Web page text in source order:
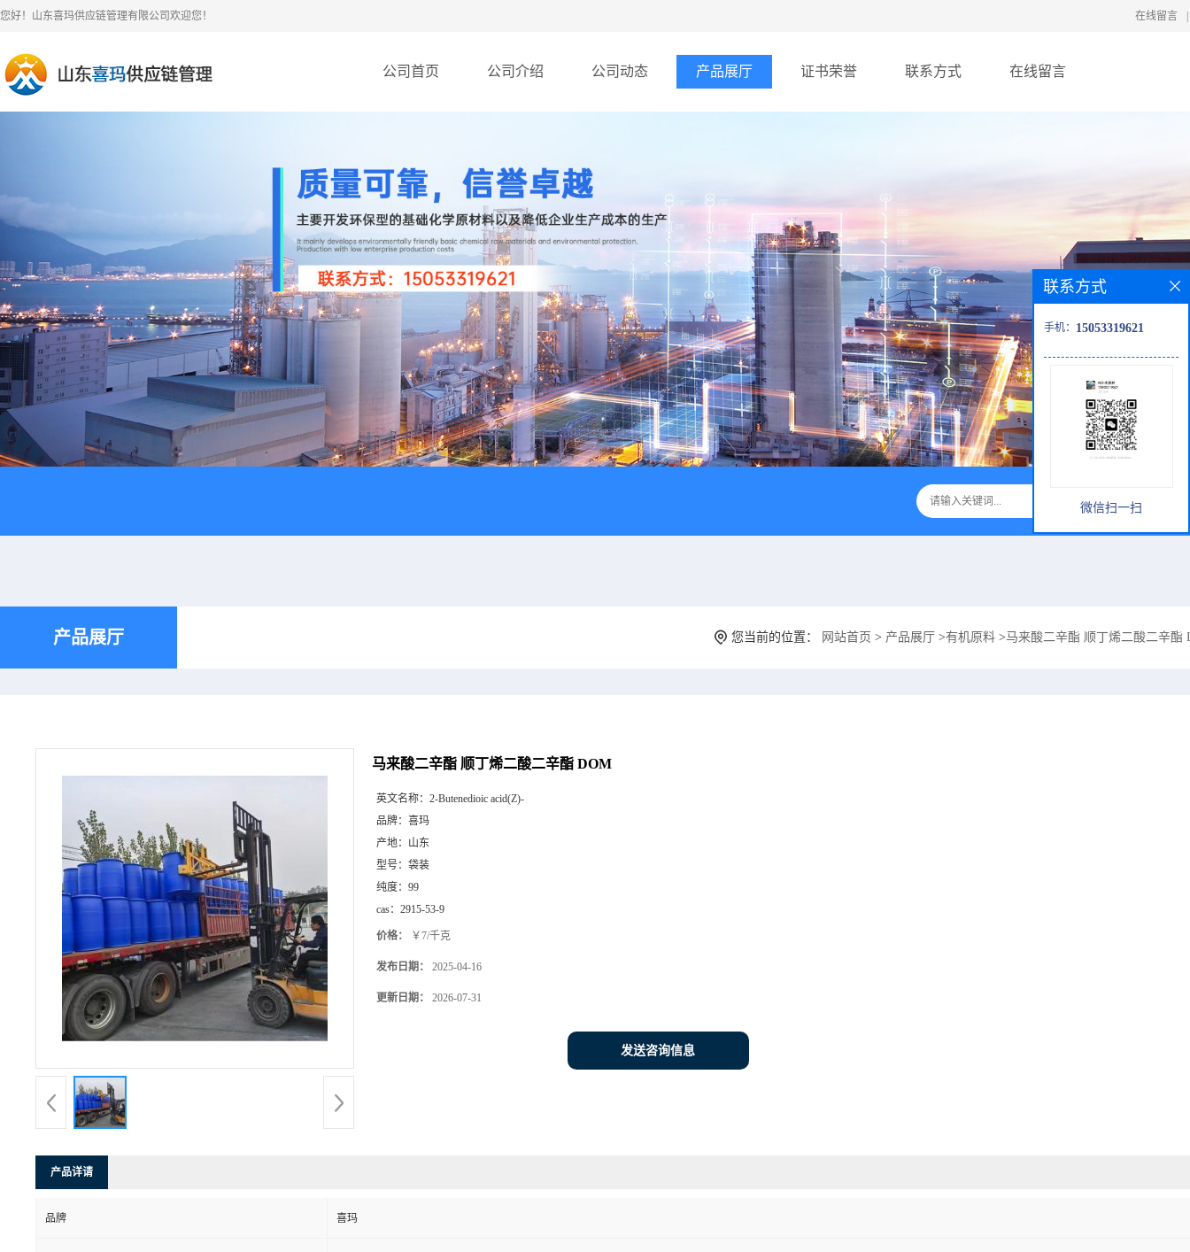
您好！山东喜玛供应链管理有限公司欢迎您！ 在线留言
公司首页 公司介绍 公司动态 产品展厅 证书荣誉 联系方式 在线留言
产品展厅 您当前的位置： 网站首页 > 产品展厅 >有机原料 >马来酸二辛酯 顺丁烯二酸二辛酯
马来酸二辛酯 顺丁烯二酸二辛酯 DOM
英文名称： 2-Butenedioic acid(Z)-
品牌： 喜玛
产地： 山东
型号： 袋装
纯度： 99
cas： 2915-53-9
价格： ￥7/千克
发布日期： 2025-04-16
更新日期： 2026-07-31
发送咨询信息
产品详请
品牌 喜玛
联系方式
手机： 15053319621
微信扫一扫